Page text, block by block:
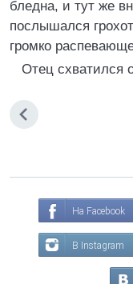
бледна, и тут же
послышался
громко
Отец схватился
На Facebook
В Instagram